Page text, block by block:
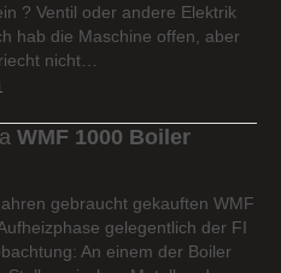
? Ventil oder andere Elektrik
hab die Maschine offen, aber
nicht…
WMF 1000 Boiler
gebraucht gekauften WMF
gelegentlich der FI
An einem der Boiler